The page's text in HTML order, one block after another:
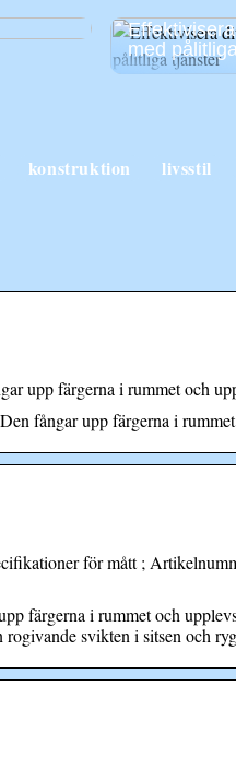
med
konstruktion livsstil
upp färgerna i rummet och
fångar upp färgerna i
för mått ;
färgerna i rummet och
svikten i sitsen och